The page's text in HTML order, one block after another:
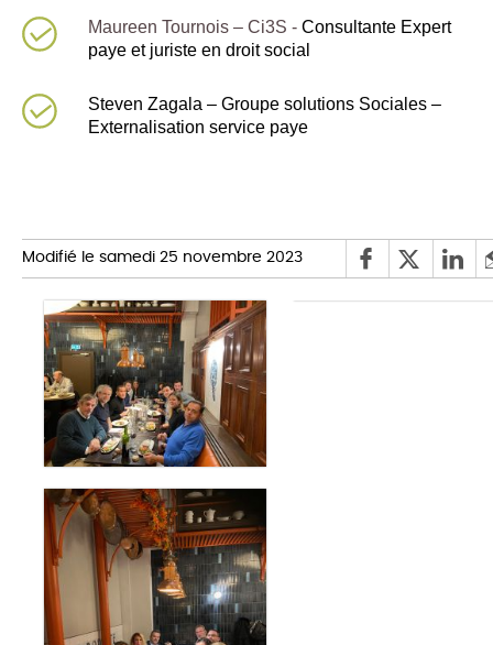
Maureen Tournois – Ci3S - Consultante Expert
paye et juriste en droit social
Steven Zagala – Groupe solutions Sociales –
Externalisation service paye
Modifié le samedi 25 novembre 2023